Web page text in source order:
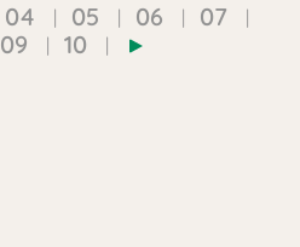
04 05 06
07
09 10